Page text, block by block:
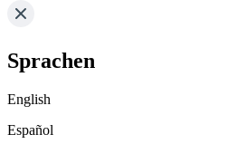
Sprachen
English
Español